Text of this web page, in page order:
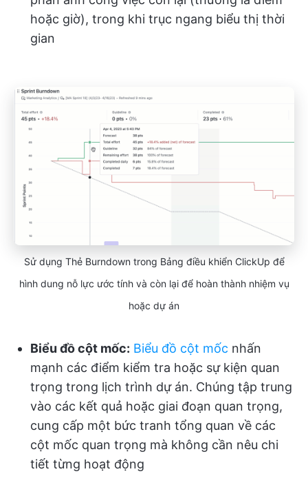
hoặc giờ), trong khi trục ngang biểu thị thời
gian
Sử dụng Thẻ Burndown trong Bảng điều khiển ClickUp để
hình dung nỗ lực ước tính và còn lại để hoàn thành nhiệm vụ
hoặc dự án
Biểu đồ cột mốc: Biểu đồ cột mốc nhấn
mạnh các điểm kiểm tra hoặc sự kiện quan
trọng trong lịch trình dự án. Chúng tập trung
vào các kết quả hoặc giai đoạn quan trọng,
cung cấp một bức tranh tổng quan về các
cột mốc quan trọng mà không cần nêu chi
tiết từng hoạt động